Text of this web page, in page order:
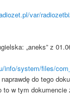
var/
„aneks” z
info/system/files/
do tego
to w tym